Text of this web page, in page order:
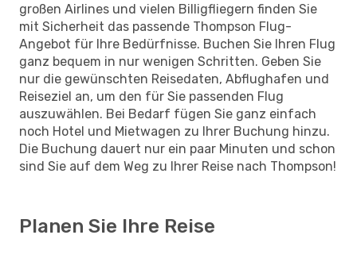
großen Airlines und vielen Billigfliegern finden Sie
mit Sicherheit das passende Thompson Flug-
Angebot für Ihre Bedürfnisse. Buchen Sie Ihren Flug
ganz bequem in nur wenigen Schritten. Geben Sie
nur die gewünschten Reisedaten, Abflughafen und
Reiseziel an, um den für Sie passenden Flug
auszuwählen. Bei Bedarf fügen Sie ganz einfach
noch Hotel und Mietwagen zu Ihrer Buchung hinzu.
Die Buchung dauert nur ein paar Minuten und schon
sind Sie auf dem Weg zu Ihrer Reise nach Thompson!
Planen Sie Ihre Reise